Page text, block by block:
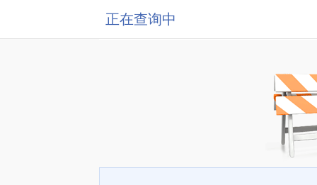
正在查询中